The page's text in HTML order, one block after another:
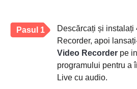
Pasul 1
Descărcați și instalați
Recorder, apoi
Video Recorder pe
programului pentru a
Live cu audio.